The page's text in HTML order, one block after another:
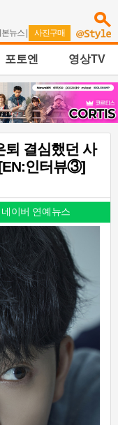
본뉴스 | 사진구매
포토엔 영상TV
퇴 결심했던 사
인터뷰③]
네이버 연예뉴스